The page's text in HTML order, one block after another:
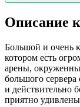
Описание
Большой и очень
котором есть
арены,
большого
и действительно
приятно